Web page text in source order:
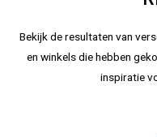
Bekijk de resultaten van
en winkels die hebben
inspiratie